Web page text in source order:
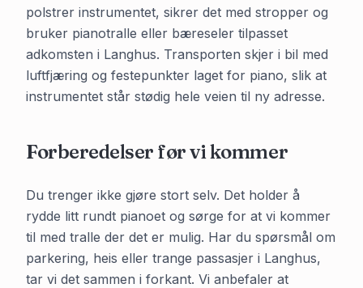
polstrer instrumentet, sikrer det med stropper og
bruker pianotralle eller bæreseler tilpasset
adkomsten i Langhus. Transporten skjer i bil med
luftfjæring og festepunkter laget for piano, slik at
instrumentet står stødig hele veien til ny adresse.
Forberedelser før vi kommer
Du trenger ikke gjøre stort selv. Det holder å
rydde litt rundt pianoet og sørge for at vi kommer
til med tralle der det er mulig. Har du spørsmål om
parkering, heis eller trange passasjer i Langhus,
tar vi det sammen i forkant. Vi anbefaler at